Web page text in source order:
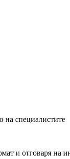
на специалистите
и отговаря на